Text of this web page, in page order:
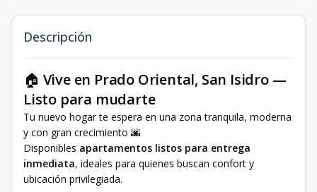
Descripción
🏠 Vive en Prado Oriental, San Isidro —
Listo para mudarte
Tu nuevo hogar te espera en una zona tranquila, moderna
y con gran crecimiento 🌆
Disponibles apartamentos listos para entrega
inmediata, ideales para quienes buscan confort y
ubicación privilegiada.